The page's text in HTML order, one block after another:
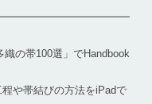
織の帯100選」でHandbook
や帯結びの方法をiPadで